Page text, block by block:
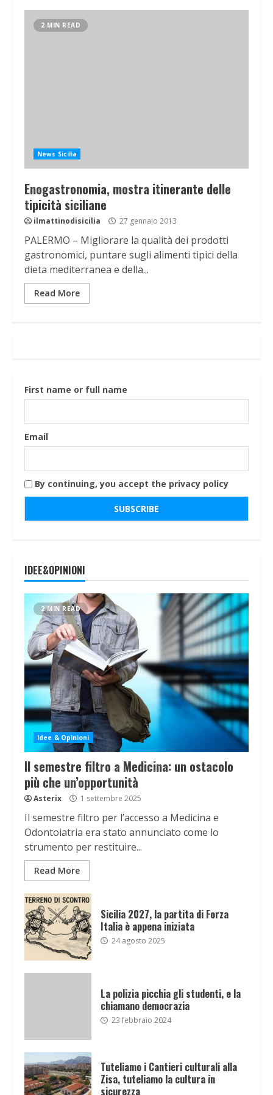
2 MIN READ
News Sicilia
Enogastronomia, mostra itinerante delle
tipicità siciliane
ilmattinodisicilia 27 gennaio 2013
PALERMO – Migliorare la qualità dei prodotti
gastronomici, puntare sugli alimenti tipici della
dieta mediterranea e della...
Read More
First name or full name
Email
By continuing, you accept the privacy policy
IDEE&OPINIONI
2 MIN READ
Idee & Opinioni
Il semestre filtro a Medicina: un ostacolo
più che un’opportunità
Asterix 1 settembre 2025
Il semestre filtro per l’accesso a Medicina e
Odontoiatria era stato annunciato come lo
strumento per restituire...
Read More
Sicilia 2027, la partita di Forza
Italia è appena iniziata
24 agosto 2025
La polizia picchia gli studenti, e la
chiamano democrazia
23 febbraio 2024
Tuteliamo i Cantieri culturali alla
Zisa, tuteliamo la cultura in
sicurezza